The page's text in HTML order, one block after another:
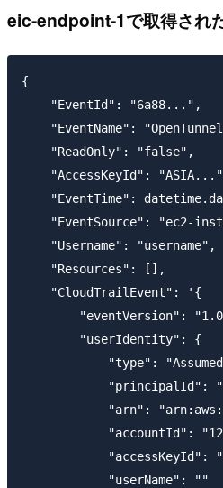
eic-endpoint-1で取得され
{
    "EventId": "6a88...",
"EventName":
    "ReadOnly": "false",
"AccessKeyId":
"EventTime":
"EventSource": "ec2-
    "Username": "username",
    "Resources": [],
    "CloudTrailEvent": '{
"eventVersion":
        "userIdentity": {
"type":
"principalId":
"arn":
"accountId":
"accessKeyId":
            "userName": ""